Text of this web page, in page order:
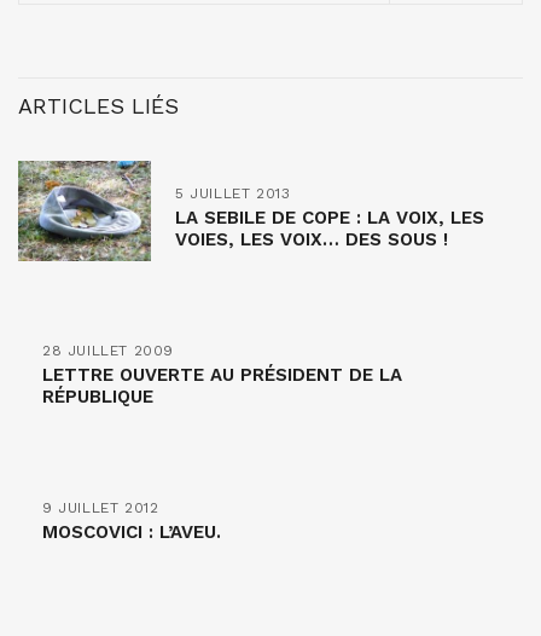
ARTICLES LIÉS
5 JUILLET 2013
LA SEBILE DE COPE : LA VOIX, LES
VOIES, LES VOIX… DES SOUS !
28 JUILLET 2009
LETTRE OUVERTE AU PRÉSIDENT DE LA
RÉPUBLIQUE
9 JUILLET 2012
MOSCOVICI : L’AVEU.